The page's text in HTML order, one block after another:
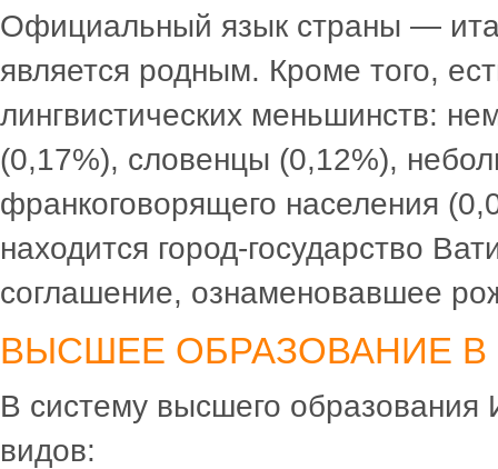
Официальный язык страны —
является родным. Кроме того,
лингвистических меньшинств:
(0,17%), словенцы (0,12%),
франкоговорящего населения
находится город-государство
соглашение, ознаменовавшее
ВЫСШЕЕ ОБРАЗОВАНИЕ В
В систему высшего образования
видов: